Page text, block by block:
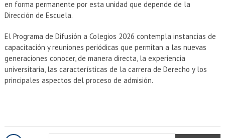
en forma permanente por esta unidad que depende de la
Dirección de Escuela.
El Programa de Difusión a Colegios 2026 contempla instancias de
capacitación y reuniones periódicas que permitan a las nuevas
generaciones conocer, de manera directa, la experiencia
universitaria, las características de la carrera de Derecho y los
principales aspectos del proceso de admisión.